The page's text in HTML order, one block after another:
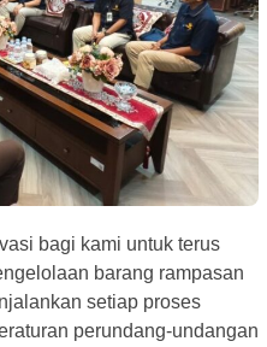
bagi kami untuk terus
barang rampasan
setiap proses
perundang-undangan